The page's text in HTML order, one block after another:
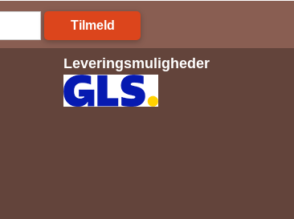
Tilmeld
Leveringsmuligheder